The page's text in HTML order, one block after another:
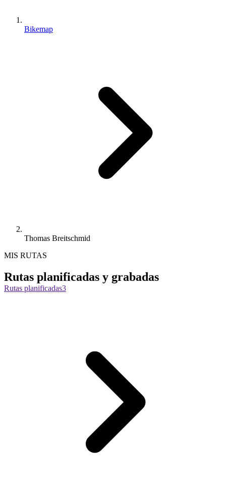
Bikemap
Thomas Breitschmid
MIS RUTAS
Rutas planificadas y grabadas
Rutas planificadas3